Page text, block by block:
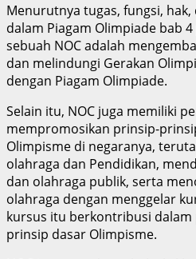
Menurutnya tugas, fungsi,
dalam Piagam Olimpiade bab
sebuah NOC adalah
dan melindungi Gerakan
dengan Piagam Olimpiade.
Selain itu, NOC juga memiliki
mempromosikan prinsip-
Olimpisme di negaranya,
olahraga dan Pendidikan,
dan olahraga publik, serta
olahraga dengan menggelar
kursus itu berkontribusi
prinsip dasar Olimpisme.